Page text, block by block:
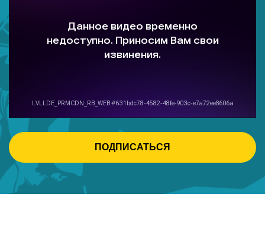
ПОДПИСАТЬСЯ